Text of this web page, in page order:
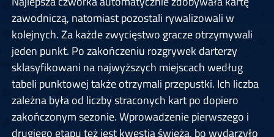
zawodniczą, natomiast pozostali rywalizowali w
kolejnych. Za każde zwycięstwo gracze otrzymywali
jeden punkt. Po zakończeniu rozgrywek darterzy
sklasyfikowani na najwyższych miejscach według
tabeli punktowej także otrzymali przepustki. Ich liczba
zależna była od liczby straconych kart po dopiero
zakończonym sezonie. Wprowadzenie pierwszego i
drugiego etapu też jest kwestią świeżą, bo wydarzyło